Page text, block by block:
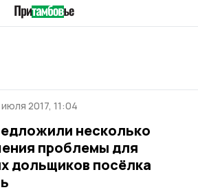
июля 2017, 11:04
несколько
проблемы для
дольщиков посёлка